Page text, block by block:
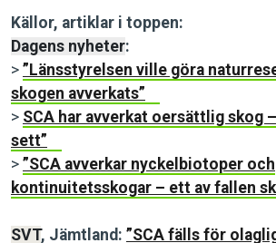
Källor, artiklar i toppen:
Dagens nyheter:
> ”Länsstyrelsen ville göra
skogen avverkats”
> SCA har avverkat oersättlig skog
sett”
> ”SCA avverkar nyckelbiotoper och
kontinuitetsskogar – ett av fallen
SVT, Jämtland: ”SCA fälls för